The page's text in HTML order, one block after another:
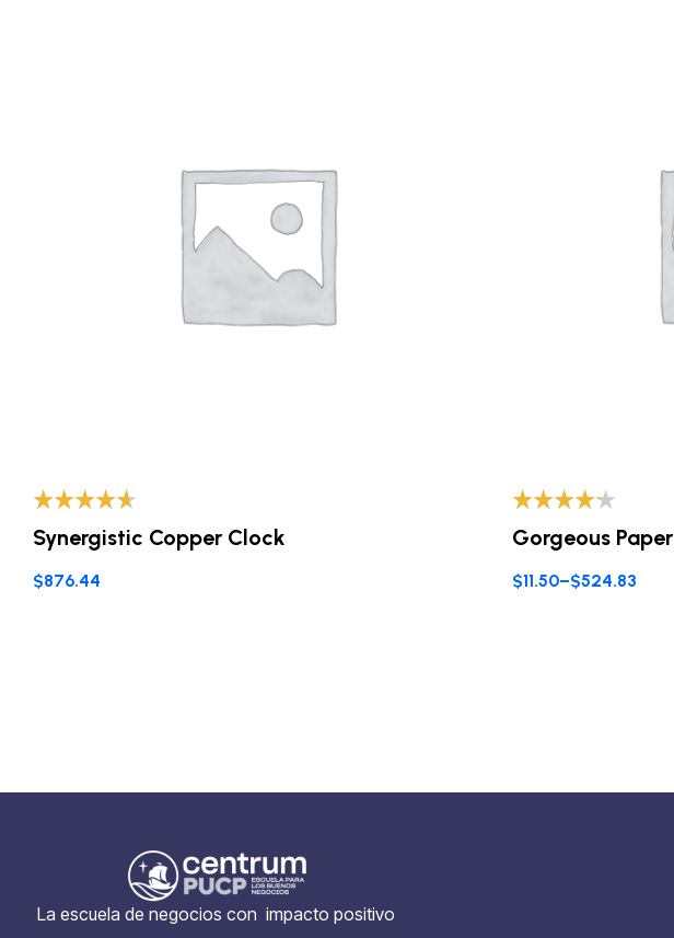
con4.40de
Synergistic Copper Clock
$876.44
con4.00
Gorgeous
$11.50–$524.83
La escuela de negocios con impacto positivo